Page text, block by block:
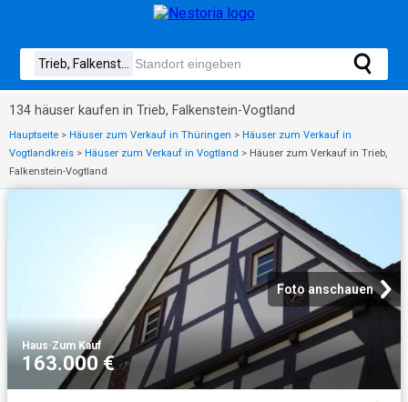
134 häuser kaufen in Trieb, Falkenstein-Vogtland
Hauptseite > Häuser zum Verkauf in Thüringen > Häuser zum Verkauf in
Vogtlandkreis > Häuser zum Verkauf in Vogtland > Häuser zum Verkauf in Trieb,
Falkenstein-Vogtland
Foto anschauen
Haus·Zum Kauf
163.000 €